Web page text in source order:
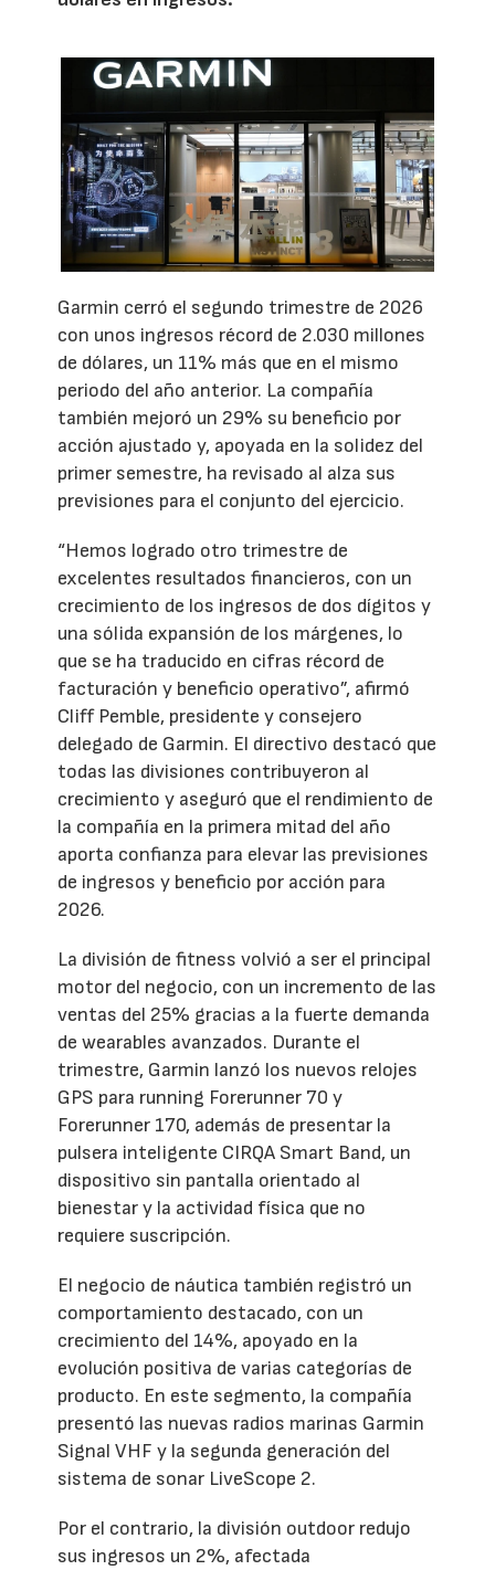
Garmin cerró el segundo trimestre de 2026
con unos ingresos récord de 2.030 millones
de dólares, un 11% más que en el mismo
periodo del año anterior. La compañía
también mejoró un 29% su beneficio por
acción ajustado y, apoyada en la solidez del
primer semestre, ha revisado al alza sus
previsiones para el conjunto del ejercicio.
“Hemos logrado otro trimestre de
excelentes resultados financieros, con un
crecimiento de los ingresos de dos dígitos y
una sólida expansión de los márgenes, lo
que se ha traducido en cifras récord de
facturación y beneficio operativo”, afirmó
Cliff Pemble, presidente y consejero
delegado de Garmin. El directivo destacó que
todas las divisiones contribuyeron al
crecimiento y aseguró que el rendimiento de
la compañía en la primera mitad del año
aporta confianza para elevar las previsiones
de ingresos y beneficio por acción para
2026.
La división de fitness volvió a ser el principal
motor del negocio, con un incremento de las
ventas del 25% gracias a la fuerte demanda
de wearables avanzados. Durante el
trimestre, Garmin lanzó los nuevos relojes
GPS para running Forerunner 70 y
Forerunner 170, además de presentar la
pulsera inteligente CIRQA Smart Band, un
dispositivo sin pantalla orientado al
bienestar y la actividad física que no
requiere suscripción.
El negocio de náutica también registró un
comportamiento destacado, con un
crecimiento del 14%, apoyado en la
evolución positiva de varias categorías de
producto. En este segmento, la compañía
presentó las nuevas radios marinas Garmin
Signal VHF y la segunda generación del
sistema de sonar LiveScope 2.
Por el contrario, la división outdoor redujo
sus ingresos un 2%, afectada